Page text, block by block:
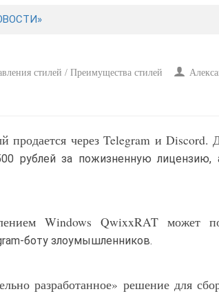
стилей / Преимущества стилей
через Telegram и Discord.
рублей за пожизненную лицензию,
Windows QwixxRAT может
боту злоумышленников.
разработанное» решение для